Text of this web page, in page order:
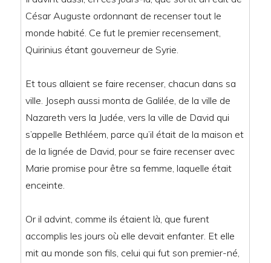
César Auguste ordonnant de recenser tout le
monde habité. Ce fut le premier recensement,
Quirinius étant gouverneur de Syrie.
Et tous allaient se faire recenser, chacun dans sa
ville. Joseph aussi monta de Galilée, de la ville de
Nazareth vers la Judée, vers la ville de David qui
s’appelle Bethléem, parce qu’il était de la maison et
de la lignée de David, pour se faire recenser avec
Marie promise pour être sa femme, laquelle était
enceinte.
Or il advint, comme ils étaient là, que furent
accomplis les jours où elle devait enfanter. Et elle
mit au monde son fils, celui qui fut son premier-né,